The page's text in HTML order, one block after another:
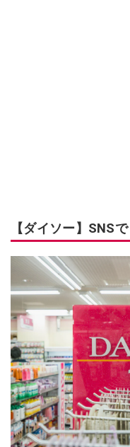
【ダイソー】SNS